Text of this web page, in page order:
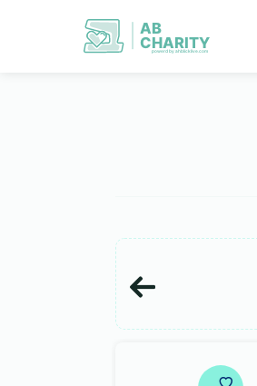
AB
CHARITY
powerd by ahblicklive.com